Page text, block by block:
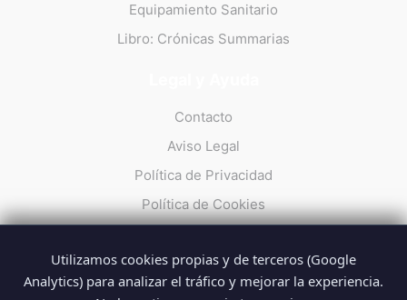
Equipamiento Sanitario
Libro: Crónicas Summarias
Contacto
Aviso Legal
Política de Privacidad
Política de Cookies
Utilizamos cookies propias y de terceros (Google
Analytics) para analizar el tráfico y mejorar la experiencia.